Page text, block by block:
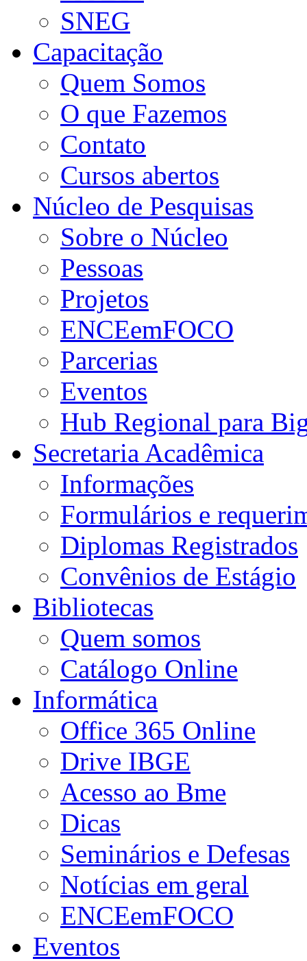
SNEG
Capacitação
Quem Somos
O que Fazemos
Contato
Cursos abertos
Núcleo de Pesquisas
Sobre o Núcleo
Pessoas
Projetos
ENCEemFOCO
Parcerias
Eventos
Hub Regional para
Secretaria Acadêmica
Informações
Formulários e
Diplomas Registrados
Convênios de Estágio
Bibliotecas
Quem somos
Catálogo Online
Informática
Office 365 Online
Drive IBGE
Acesso ao Bme
Dicas
Seminários e Defesas
Notícias em geral
ENCEemFOCO
Eventos